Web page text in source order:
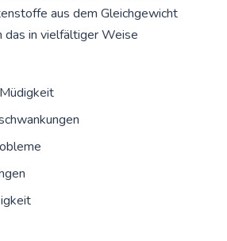
aus dem Gleichgewicht
das in vielfältiger Weise